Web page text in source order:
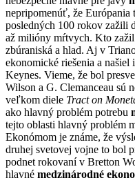
nepripomenúť, že Európania
posledných 100 rokov zažili
až milióny mŕtvych. Kto
zbúraniská a hlad. Aj v
ekonomické riešenia a našiel
Keynes. Vieme, že bol
Wilson a G. Clemanceau sú
veľkom diele Tract on
ako hlavný problém potrebu
tejto oblasti hlavný problém
Ekonómom je známe, že
druhej svetovej vojne to bol
podnet rokovaní v Bretton
hlavné medzinárodné